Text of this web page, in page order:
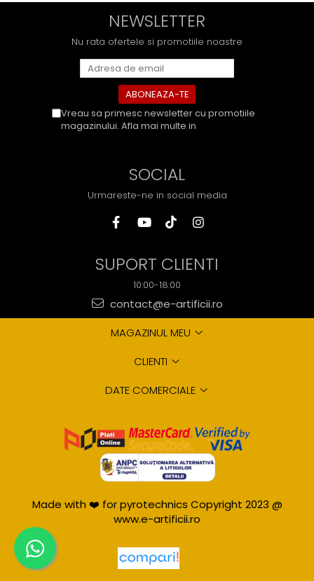
NEWSLETTER
Nu rata ofertele si promotiile noastre
Vreau sa primesc newsletter cu promotiile
magazinului. Afla mai multe in
SOCIAL
Urmareste-ne in social media
SUPORT CLIENTI
10:00-18:00
contact@e-artificii.ro
MAGAZINUL MEU
CLIENTI
DATE COMERCIALE
Made with ❤️ for pyrotechnics Copyright 2023 @
www.e-artificii.ro